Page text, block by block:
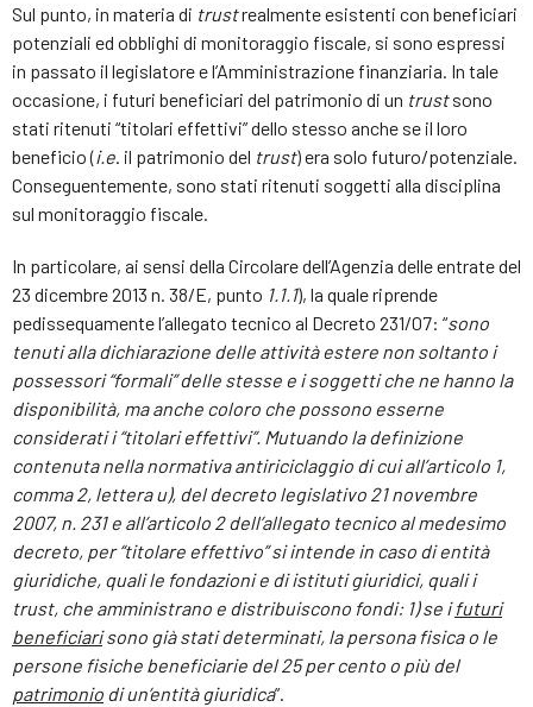
Sul punto, in materia di trustrealmente esistenti con beneficiari
potenziali ed obblighi di monitoraggio fiscale, si sono espressi
in passato il legislatore e l’Amministrazione finanziaria. In tale
occasione, i futuri beneficiari del patrimonio di un trustsono
stati ritenuti “titolari effettivi” dello stesso anche se il loro
beneficio (i.e . il patrimonio del trust) era solo futuro/potenziale.
Conseguentemente, sono stati ritenuti soggetti alla disciplina
sul monitoraggio fiscale.
In particolare, ai sensi della Circolare dell’Agenzia delle entrate del
23 dicembre 2013 n. 38/E, punto 1.1.1), la quale riprende
pedissequamente l’allegato tecnico al Decreto 231/07: “sono
tenuti alla dichiarazione delle attività estere non soltanto i
possessori “formali” delle stesse e i soggetti che ne hanno la
disponibilità, ma anche coloro che possono esserne
considerati i “titolari effettivi”. Mutuando la definizione
contenuta nella normativa antiriciclaggio di cui all’articolo 1,
comma 2, lettera u), del decreto legislativo 21 novembre
2007, n. 231 e all’articolo 2 dell’allegato tecnico al medesimo
decreto, per “titolare effettivo” si intende in caso di entità
giuridiche, quali le fondazioni e di istituti giuridici, quali i
trust, che amministrano e distribuiscono fondi: 1) se ifuturi
beneficiarisono già stati determinati, la persona fisica o le
persone fisiche beneficiarie del 25 per cento o più del
patrimonio di un’entità giuridica”.